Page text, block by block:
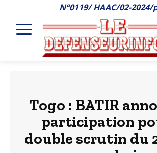
N°0119/ HAAC/02-
Togo : BATIR
participation
double scrutin du